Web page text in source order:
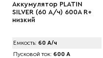
Аккумулятор PLATIN
SILVER (60 А/ч) 600A R+
низкий
Емкость: 60 А/ч
Пусковой ток: 600 А